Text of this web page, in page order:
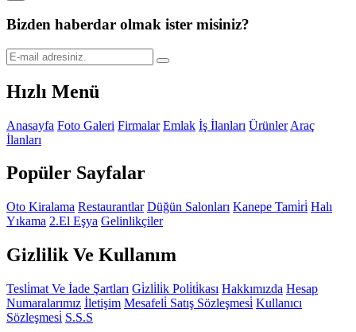
Bizden haberdar olmak ister misiniz?
Hızlı Menü
Anasayfa Foto Galeri Firmalar Emlak İş İlanları Ürünler Araç
İlanları
Popüler Sayfalar
Oto Kiralama Restaurantlar Düğün Salonları Kanepe Tami̇ri̇ Halı
Yıkama 2.El Eşya Gelinlikçiler
Gizlilik Ve Kullanım
Tesli̇mat Ve İade Şartları Gi̇zli̇li̇k Poli̇ti̇kası Hakkımızda Hesap
Numaralarımız İletişim Mesafeli̇ Satış Sözleşmesi̇ Kullanıcı
Sözleşmesi̇ S.S.S